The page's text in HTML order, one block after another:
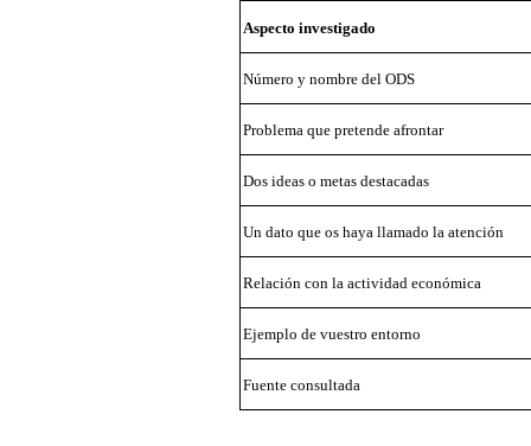
Aspecto investigado
Número y nombre del ODS
Problema que pretende afrontar
Dos ideas o metas destacadas
Un dato que os haya llamado la atención
Relación con la actividad económica
Ejemplo de vuestro entorno
Fuente consultada